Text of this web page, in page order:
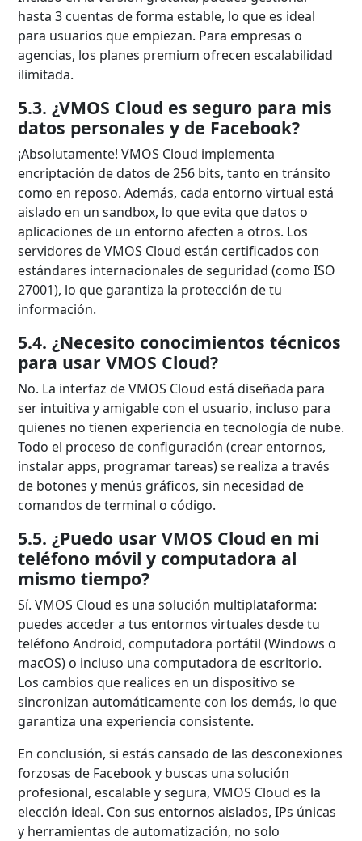
hasta 3 cuentas de forma estable, lo que es ideal
para usuarios que empiezan. Para empresas o
agencias, los planes premium ofrecen escalabilidad
ilimitada.
5.3. ¿VMOS Cloud es seguro para mis
datos personales y de Facebook?
¡Absolutamente! VMOS Cloud implementa
encriptación de datos de 256 bits, tanto en tránsito
como en reposo. Además, cada entorno virtual está
aislado en un sandbox, lo que evita que datos o
aplicaciones de un entorno afecten a otros. Los
servidores de VMOS Cloud están certificados con
estándares internacionales de seguridad (como ISO
27001), lo que garantiza la protección de tu
información.
5.4. ¿Necesito conocimientos técnicos
para usar VMOS Cloud?
No. La interfaz de VMOS Cloud está diseñada para
ser intuitiva y amigable con el usuario, incluso para
quienes no tienen experiencia en tecnología de nube.
Todo el proceso de configuración (crear entornos,
instalar apps, programar tareas) se realiza a través
de botones y menús gráficos, sin necesidad de
comandos de terminal o código.
5.5. ¿Puedo usar VMOS Cloud en mi
teléfono móvil y computadora al
mismo tiempo?
Sí. VMOS Cloud es una solución multiplataforma:
puedes acceder a tus entornos virtuales desde tu
teléfono Android, computadora portátil (Windows o
macOS) o incluso una computadora de escritorio.
Los cambios que realices en un dispositivo se
sincronizan automáticamente con los demás, lo que
garantiza una experiencia consistente.
En conclusión, si estás cansado de las desconexiones
forzosas de Facebook y buscas una solución
profesional, escalable y segura, VMOS Cloud es la
elección ideal. Con sus entornos aislados, IPs únicas
y herramientas de automatización, no solo